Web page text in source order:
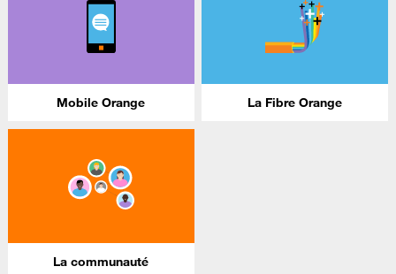
Mobile Orange La Fibre Orange
La communauté